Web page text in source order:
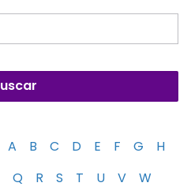
A B C D E F G
H
Q R S T U V
W